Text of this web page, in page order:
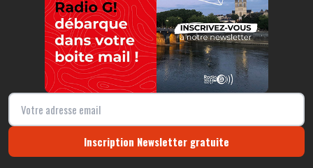
Inscription Newsletter gratuite